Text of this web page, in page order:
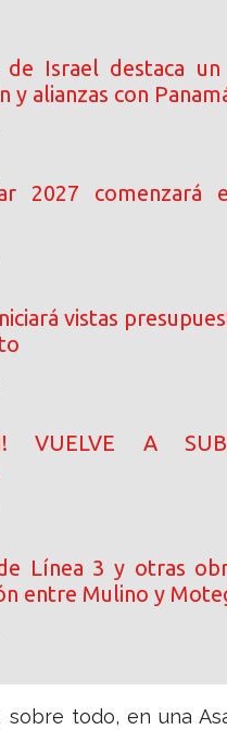
de Israel destaca
y alianzas con
2027 comenzará
vistas
VUELVE A
Línea 3 y otras
entre Mulino y
sobre todo, en una